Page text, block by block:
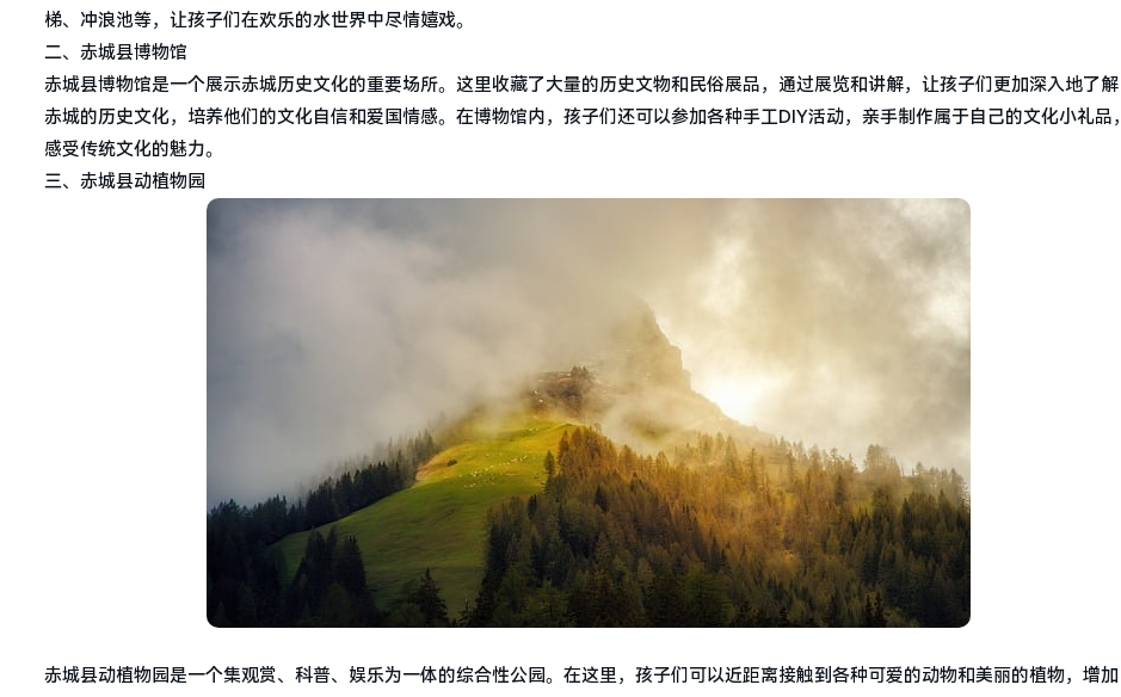
梯、冲浪池等，让孩子们在欢乐的水世界中尽情嬉戏。
二、赤城县博物馆
赤城县博物馆是一个展示赤城历史文化的重要场所。这里收藏了大量的历史文物和民俗展品，通过展览和讲解，让孩子们更加深入地了解
赤城的历史文化，培养他们的文化自信和爱国情感。在博物馆内，孩子们还可以参加各种手工DIY活动，亲手制作属于自己的文化小礼品，
感受传统文化的魅力。
三、赤城县动植物园
赤城县动植物园是一个集观赏、科普、娱乐为一体的综合性公园。在这里，孩子们可以近距离接触到各种可爱的动物和美丽的植物，增加